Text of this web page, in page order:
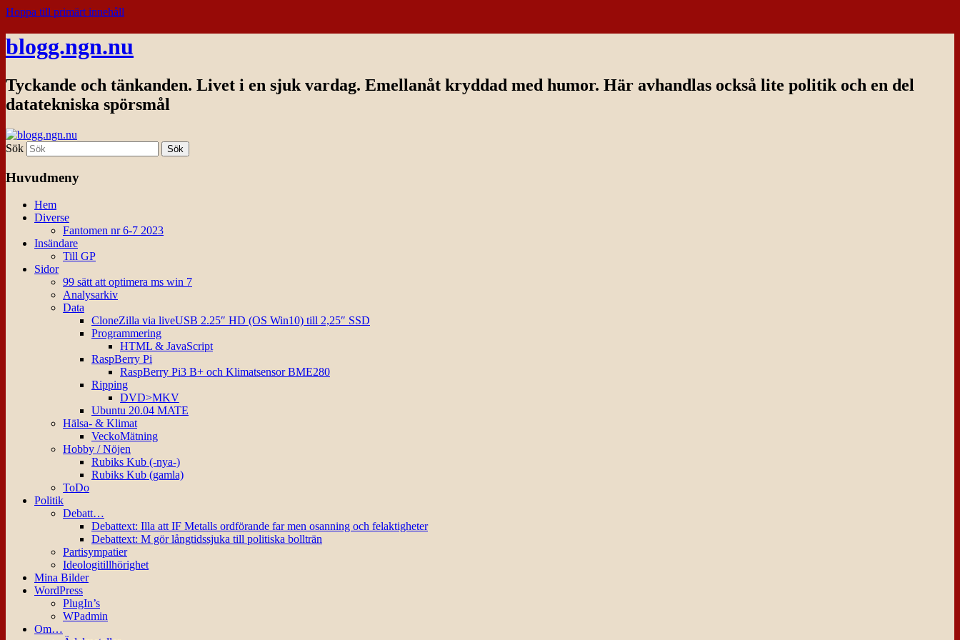
Hoppa till primärt innehåll
blogg.ngn.nu
Tyckande och tänkanden. Livet i en sjuk vardag. Emellanåt kryddad med humor. Här avhandlas också lite politik och en del
datatekniska spörsmål
Sök
Huvudmeny
Hem
Diverse
Fantomen nr 6-7 2023
Insändare
Till GP
Sidor
99 sätt att optimera ms win 7
Analysarkiv
Data
CloneZilla via liveUSB 2.25″ HD (OS Win10) till 2,25″ SSD
Programmering
HTML & JavaScript
RaspBerry Pi
RaspBerry Pi3 B+ och Klimatsensor BME280
Ripping
DVD>MKV
Ubuntu 20.04 MATE
Hälsa- & Klimat
VeckoMätning
Hobby / Nöjen
Rubiks Kub (-nya-)
Rubiks Kub (gamla)
ToDo
Politik
Debatt…
Debattext: Illa att IF Metalls ordförande far men osanning och felaktigheter
Debattext: M gör långtidssjuka till politiska bollträn
Partisympatier
Ideologitillhörighet
Mina Bilder
WordPress
PlugIn’s
WPadmin
Om…